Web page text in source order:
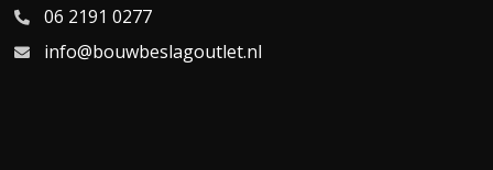
06 2191 0277
info@bouwbeslagoutlet.nl